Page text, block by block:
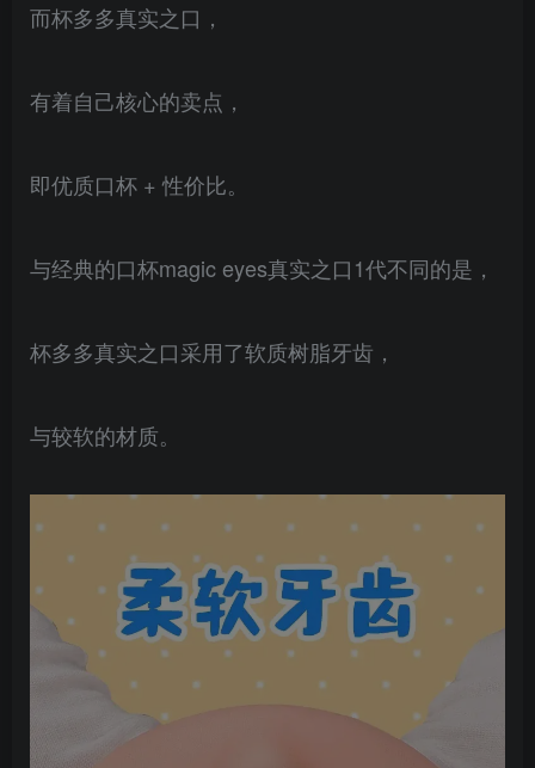
而杯多多真实之口，
有着自己核心的卖点，
即优质口杯 + 性价比。
与经典的口杯magic eyes真实之口1代不同的是，
杯多多真实之口采用了软质树脂牙齿，
与较软的材质。